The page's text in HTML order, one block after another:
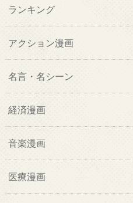
ランキング
アクション漫画
名言・名シーン
経済漫画
音楽漫画
医療漫画